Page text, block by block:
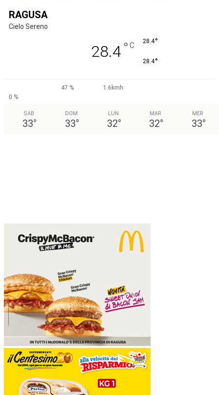
RAGUSA
Cielo Sereno
28.4 ° C 28.4°
28.4°
47 %
1.6kmh
0 %
SAB
33°
DOM
33°
LUN
32°
MAR
32°
MER
33°